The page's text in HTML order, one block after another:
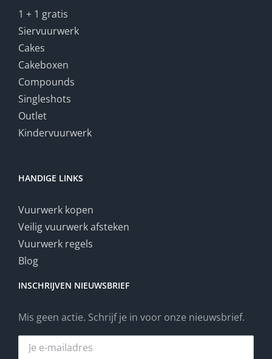
1 + 1 gratis
Siervuurwerk
Cakes
Cakeboxen
Compounds
Singleshots
Outlet
Kindervuurwerk
HANDIGE LINKS
Vuurwerk kopen
Veilig vuurwerk afsteken
Vuurwerk regels
Blog
INSCHRIJVEN NIEUWSBRIEF
Mis geen actie. Schrijf je in voor onze nieuwsbrief.